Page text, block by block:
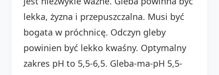
lekka, żyzna i przepuszczalna. Musi być
bogata w próchnicę. Odczyn gleby
powinien być lekko kwaśny. Optymalny
zakres pH to 5,5-6,5. Gleba-ma-pH 5,5-